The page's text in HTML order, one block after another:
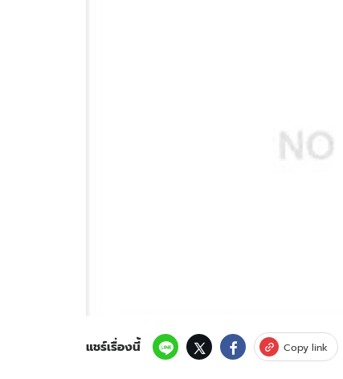
แชร์เรื่องนี้ Copy link